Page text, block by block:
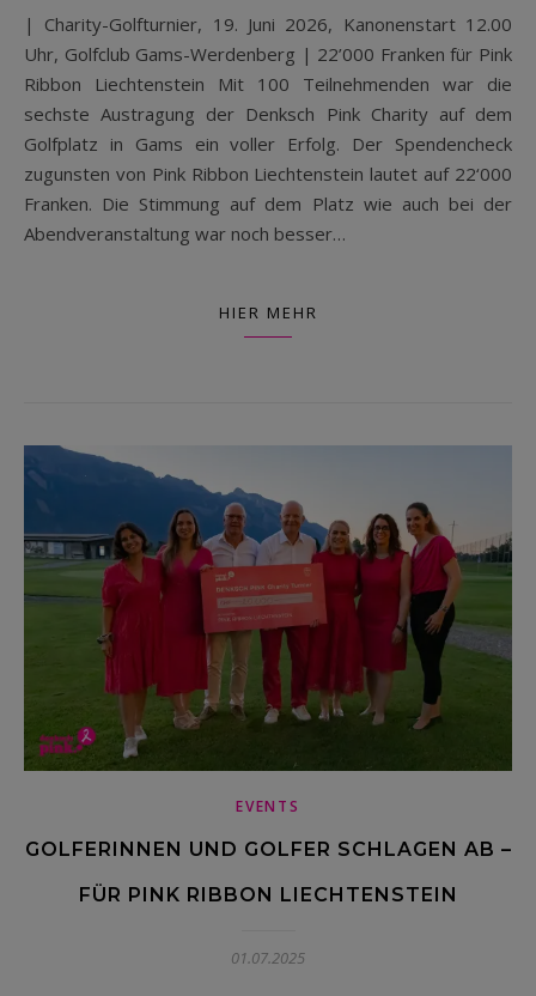
| Charity-Golfturnier, 19. Juni 2026, Kanonenstart 12.00
Uhr, Golfclub Gams-Werdenberg | 22’000 Franken für Pink
Ribbon Liechtenstein Mit 100 Teilnehmenden war die
sechste Austragung der Denksch Pink Charity auf dem
Golfplatz in Gams ein voller Erfolg. Der Spendencheck
zugunsten von Pink Ribbon Liechtenstein lautet auf 22‘000
Franken. Die Stimmung auf dem Platz wie auch bei der
Abendveranstaltung war noch besser…
HIER MEHR
EVENTS
GOLFERINNEN UND GOLFER SCHLAGEN AB –
FÜR PINK RIBBON LIECHTENSTEIN
01.07.2025